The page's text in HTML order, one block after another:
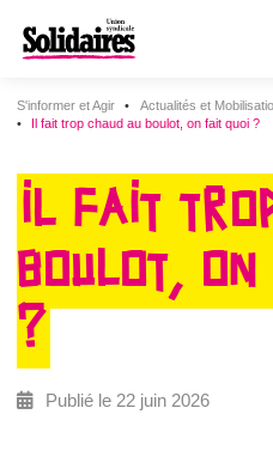
S'informer et Agir
Actualités et
Il fait trop chaud au boulot, on fait quoi ?
IL FAIT
BOULOT,
?
Publié le 22 juin 2026